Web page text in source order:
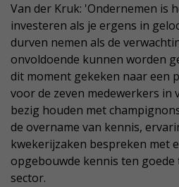
Van der Kruk: 'Ondernemen is
investeren als je ergens in
durven nemen als de
onvoldoende kunnen worden
dit moment gekeken naar een
voor de zeven medewerkers in
bezig houden met
de overname van kennis,
kwekerijzaken bespreken met
opgebouwde kennis ten goede
sector.